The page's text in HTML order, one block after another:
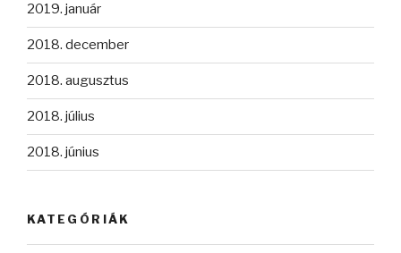
2019. január
2018. december
2018. augusztus
2018. július
2018. június
KATEGÓRIÁK